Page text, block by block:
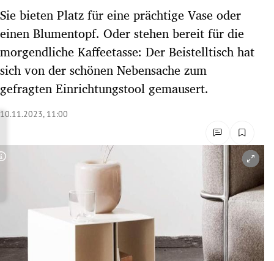
Untermenü
Untermenü
Untermenü
Untermenü
Untermenü
Sie bieten Platz für eine prächtige Vase oder
einen Blumentopf. Oder stehen bereit für die
morgendliche Kaffeetasse: Der Beistelltisch hat
sich von der schönen Nebensache zum
gefragten Einrichtungstool gemausert.
10.11.2023, 11:00
Copyright-Hinweis öffnen/schließen